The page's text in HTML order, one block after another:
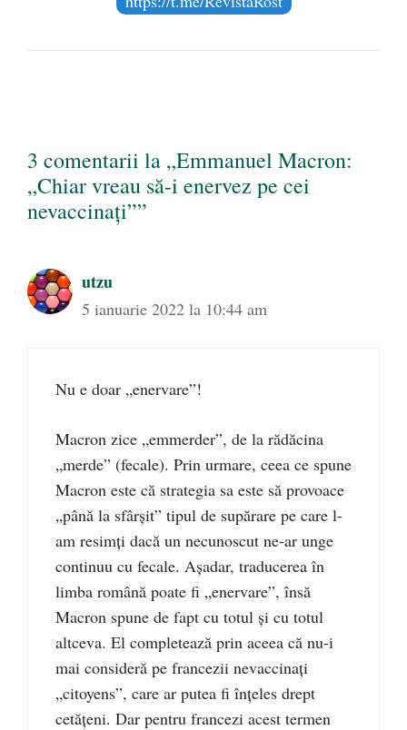
3 comentarii la „Emmanuel Macron:
„Chiar vreau să-i enervez pe cei
nevaccinați””
utzu
5 ianuarie 2022 la 10:44 am
Nu e doar „enervare”!
Macron zice „emmerder”, de la rădăcina
„merde” (fecale). Prin urmare, ceea ce spune
Macron este că strategia sa este să provoace
„până la sfârşit” tipul de supărare pe care l-
am resimţi dacă un necunoscut ne-ar unge
continuu cu fecale. Aşadar, traducerea în
limba română poate fi „enervare”, însă
Macron spune de fapt cu totul şi cu totul
altceva. El completează prin aceea că nu-i
mai consideră pe francezii nevaccinaţi
„citoyens”, care ar putea fi înţeles drept
cetăţeni. Dar pentru francezi acest termen